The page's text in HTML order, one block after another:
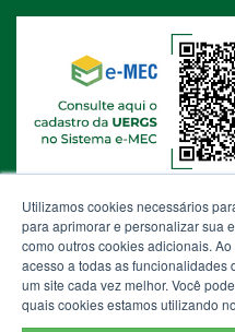
Utilizamos cookies necessários
para aprimorar e personalizar sua
como outros cookies adicionais.
acesso a todas as
um site cada vez melhor. Você
quais cookies estamos utilizando